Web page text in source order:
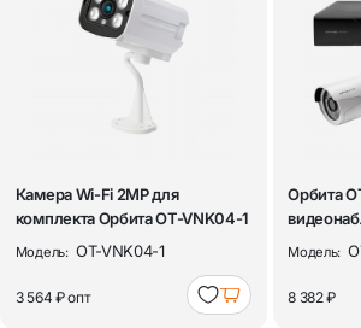
Камера Wi-Fi 2MP для
комплекта Орбита OT-VNK04-1
Модель: OT-VNK04-1
3 564 ₽опт
Орбита
1080P...
Модель:
8 382 ₽